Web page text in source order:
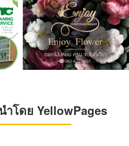
โดย YellowPages